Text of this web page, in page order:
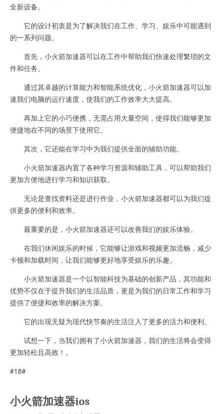
全新设备。
它的设计初衷是为了解决我们在工作、学习、娱乐中可能遇到
的一系列问题。
首先，小火箭加速器可以在工作中帮助我们快速处理繁琐的文
件和任务。
通过其卓越的计算能力和智能系统优化，小火箭加速器可以加
速我们电脑的运行速度，使我们的工作效率大大提高。
再加上它的小巧便携，无需占用大量空间，使得我们能够更加
便捷地在不同的场景下使用它。
其次，它还能在学习中为我们提供全面的辅助功能。
小火箭加速器内置了各种学习资源和辅助工具，可以帮助我们
更加方便地进行学习和知识获取。
无论是查找资料还是进行作业，小火箭加速器都可以为我们提
供更多的便利和效率。
最重要的是，小火箭加速器还可以改善我们的娱乐体验。
在我们休闲娱乐的时候，它能够让游戏和视频更加流畅，减少
卡顿和加载时间，让我们能够更好地享受娱乐的乐趣。
小火箭加速器是一个以智能科技为基础的创新产品，其功能和
优势不仅在于提升我们的生活品质，更是为我们的日常工作和学习
提供了便捷和效率的解决方案。
它的出现无疑为现代快节奏的生活注入了更多的活力和便利。
试想一下，当我们拥有了小火箭加速器，我们的生活将会变得
更加轻松且高效！。
#18#
小火箭加速器ios